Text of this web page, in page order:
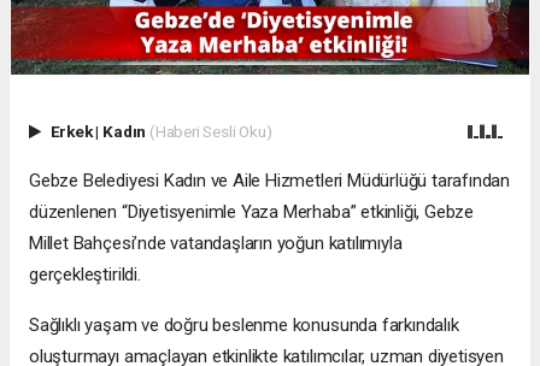
Erkek| Kadın (Haberi Sesli Oku)
Gebze Belediyesi Kadın ve Aile Hizmetleri Müdürlüğü tarafından
düzenlenen “Diyetisyenimle Yaza Merhaba” etkinliği, Gebze
Millet Bahçesi’nde vatandaşların yoğun katılımıyla
gerçekleştirildi.
Sağlıklı yaşam ve doğru beslenme konusunda farkındalık
oluşturmayı amaçlayan etkinlikte katılımcılar, uzman diyetisyen